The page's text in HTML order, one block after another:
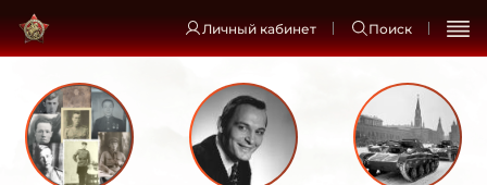
Личный кабинет Поиск